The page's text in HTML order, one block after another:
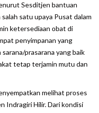
Sesditjen bantuan
satu upaya Pusat dalam
ketersediaan obat di
penyimpanan yang
prasarana yang baik
tetap terjamin mutu dan
melihat proses
Indragiri Hilir. Dari kondisi